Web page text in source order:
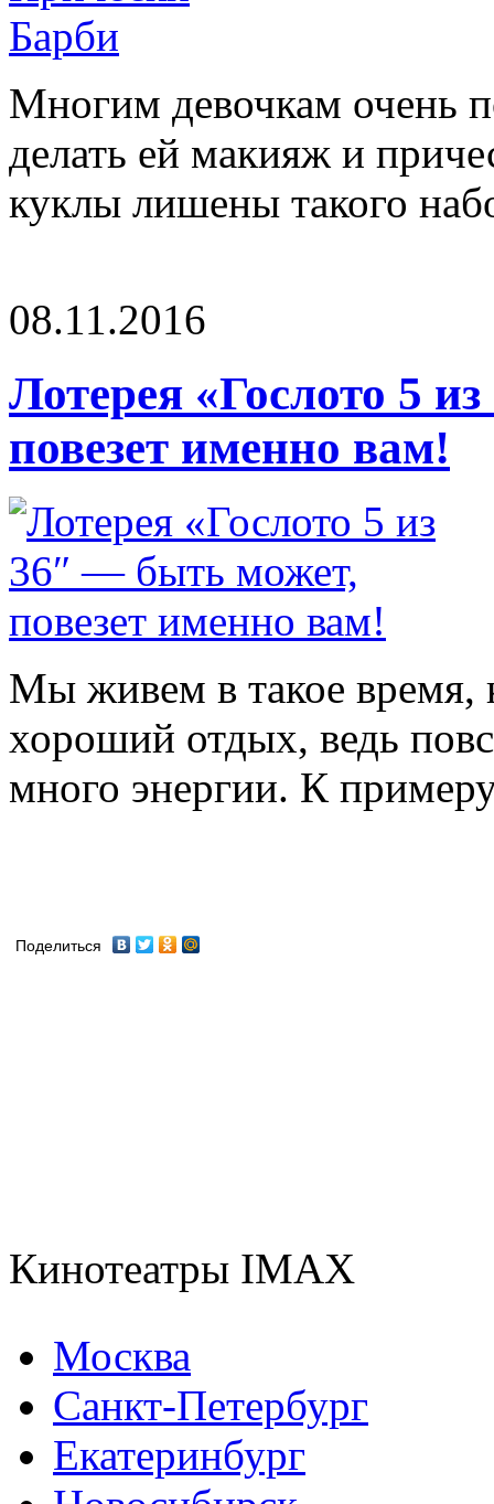
Многим девочкам очень
делать ей макияж и
куклы лишены такого
08.11.2016
Лотерея «Гослото 5
повезет именно вам!
Мы живем в такое время,
хороший отдых, ведь
много энергии. К
Поделиться
Кинотеатры IMAX
Москва
Санкт-Петербург
Екатеринбург